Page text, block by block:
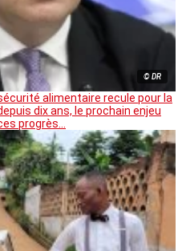
© DR
alimentaire recule pour la
dix ans, le prochain enjeu
progrès…